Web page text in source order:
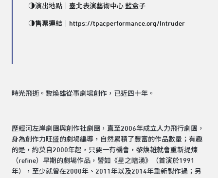
◑演出地點｜臺北表演藝術中心 藍盒子
◑售票連結｜ https://tpacperformance.org/Intruder
時光飛逝。黎煥雄從事劇場創作，已近四十年。
歷經河左岸劇團與創作社劇團，直至2006年成立人力飛行劇團，
身為創作力旺盛的劇場編導，自然累積了豐富的作品數量；有趣
的是，約莫自2000年起，只要一有機會，黎煥雄就會重新提煉
（refine）早期的劇場作品，譬如《星之暗湧》（首演於1991
年），至少就曾在2000年、2011年以及2014年重新製作過；另